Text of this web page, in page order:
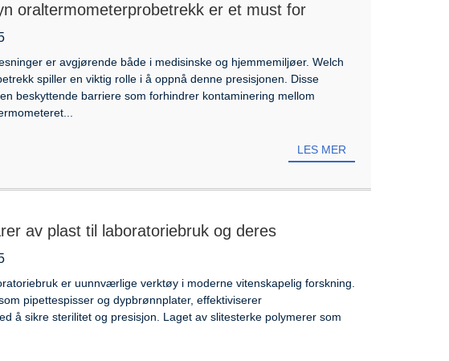
oraltermometerprobetrekk er et must for
er avgjørende både i medisinske og hjemmemiljøer. Welch
spiller en viktig rolle i å oppnå denne presisjonen. Disse
beskyttende barriere som forhindrer kontaminering mellom
LES MER
av plast til laboratoriebruk og deres
er uunnværlige verktøy i moderne vitenskapelig forskning.
pipettespisser og dypbrønnplater, effektiviserer
å sikre sterilitet og presisjon. Laget av slitesterke polymerer som